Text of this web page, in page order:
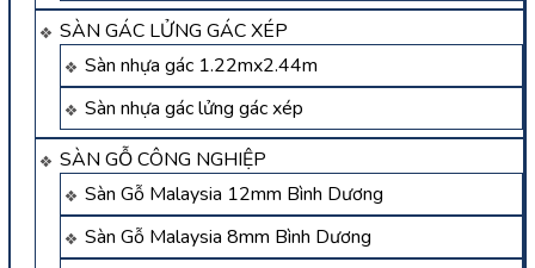
SÀN GÁC LỬNG GÁC XÉP
Sàn nhựa gác 1.22mx2.44m
Sàn nhựa gác lửng gác xép
SÀN GỖ CÔNG NGHIỆP
Sàn Gỗ Malaysia 12mm Bình Dương
Sàn Gỗ Malaysia 8mm Bình Dương